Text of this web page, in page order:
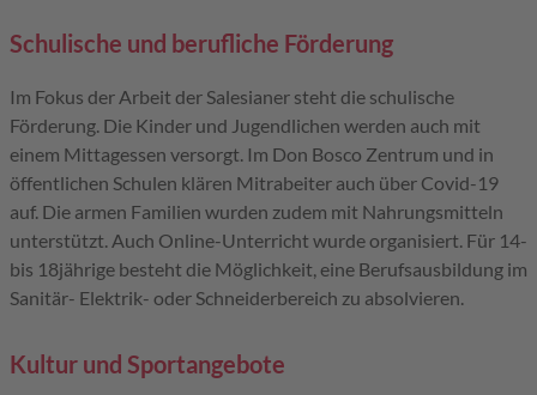
Schulische und berufliche Förderung
Im Fokus der Arbeit der Salesianer steht die schulische
Förderung. Die Kinder und Jugendlichen werden auch mit
einem Mittagessen versorgt. Im Don Bosco Zentrum und in
öffentlichen Schulen klären Mitrabeiter auch über Covid-19
auf. Die armen Familien wurden zudem mit Nahrungsmitteln
unterstützt. Auch Online-Unterricht wurde organisiert. Für 14-
bis 18jährige besteht die Möglichkeit, eine Berufsausbildung im
Sanitär- Elektrik- oder Schneiderbereich zu absolvieren.
Kultur und Sportangebote